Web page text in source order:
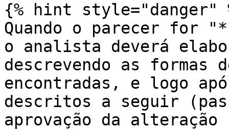
{% hint style="danger"
Quando o parecer for
o analista deverá
descrevendo as formas
encontradas, e logo
descritos a seguir
aprovação da